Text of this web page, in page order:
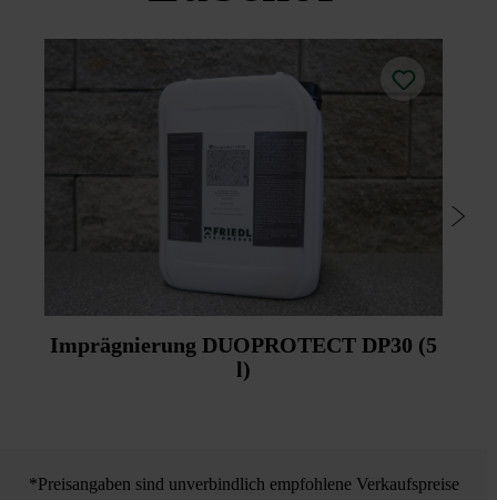
Steinwerke die nachträgliche Imprägnierung mittels
Duoprotect DP30 (Mitlieferung gegen Aufpreis möglich).
Bitte beachten Sie die Verlegehinweise und die
Höhenunterschiede sind durch Klopfen mit einem nicht
färbenden Kunststoffhammer sofort auszugleichen.
Imprägnierung DUOPROTECT DP30 (5
l)
*Preisangaben sind unverbindlich empfohlene Verkaufspreise